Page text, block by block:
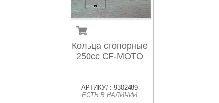
Кольца стопорные
250cc CF-MOTO
АРТИКУЛ: 9302489
ЕСТЬ В НАЛИЧИИ